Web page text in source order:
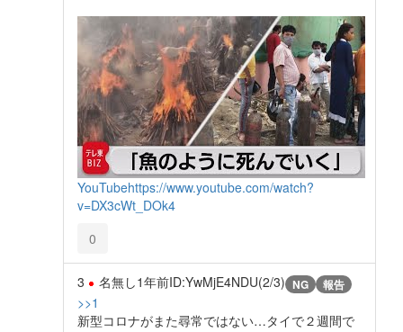
YouTubehttps://www.youtube.com/watch?
v=DX3cWt_DOk4
0
3 名無し1年前ID:YwMjE4NDU(2/3) NG 報告
>>1
新型コロナがまた尋常ではない…タイで２週間で